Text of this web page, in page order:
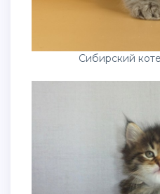
Сибирский